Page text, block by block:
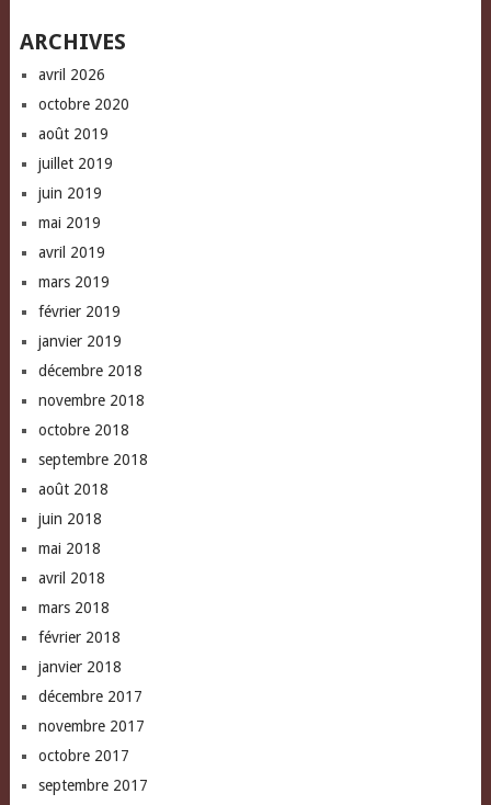
ARCHIVES
avril 2026
octobre 2020
août 2019
juillet 2019
juin 2019
mai 2019
avril 2019
mars 2019
février 2019
janvier 2019
décembre 2018
novembre 2018
octobre 2018
septembre 2018
août 2018
juin 2018
mai 2018
avril 2018
mars 2018
février 2018
janvier 2018
décembre 2017
novembre 2017
octobre 2017
septembre 2017